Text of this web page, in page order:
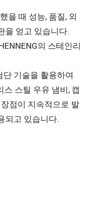
을 때 성능, 품질, 외
을 얻고 있습니다.
의 스테인리
기술을 활용하여
스틸 우유 냄비, 캡
점이 지속적으로 발
되고 있습니다.